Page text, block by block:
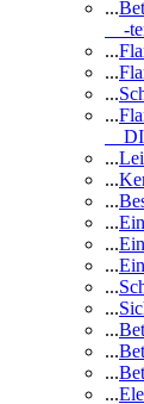
...
-
...
...
...
...
...
...
...
...
...
...
...
...
...
...
...
...